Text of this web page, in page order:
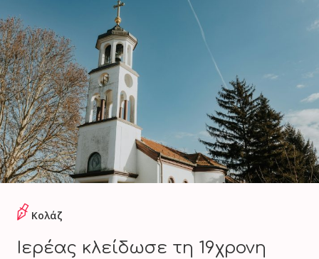
Κολάζ
Ιερέας κλείδωσε τη 19χρονη